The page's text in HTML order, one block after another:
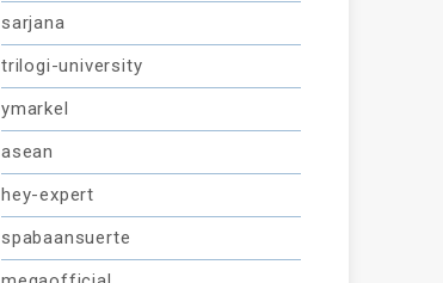
sarjana
trilogi-university
ymarkel
asean
hey-expert
spabaansuerte